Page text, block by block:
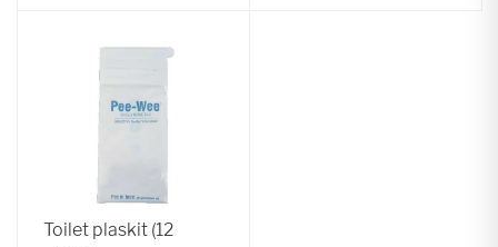
Toilet plaskit (12